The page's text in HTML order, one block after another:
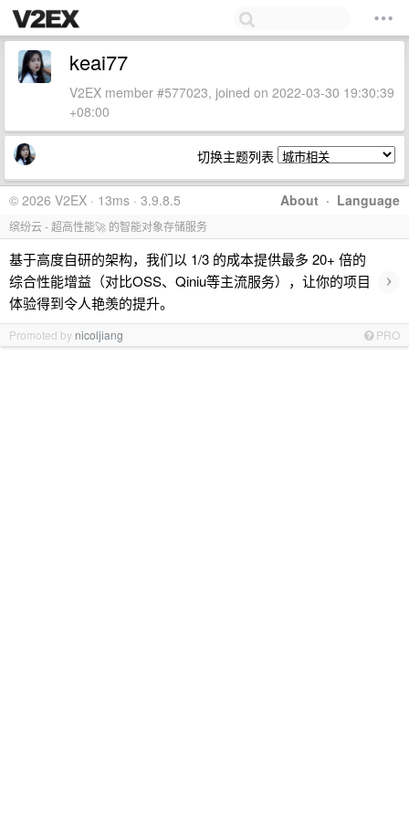
keai77
V2EX member #577023, joined on 2022-03-30 19:30:39
+08:00
切换主题列表
About · Language
© 2026 V2EX · 13ms · 3.9.8.5
缤纷云 - 超高性能🚀 的智能对象存储服务
基于高度自研的架构，我们以 1/3 的成本提供最多 20+ 倍的
综合性能增益（对比OSS、Qiniu等主流服务），让你的项目
体验得到令人艳羡的提升。
›
Promoted by nicoljiang PRO